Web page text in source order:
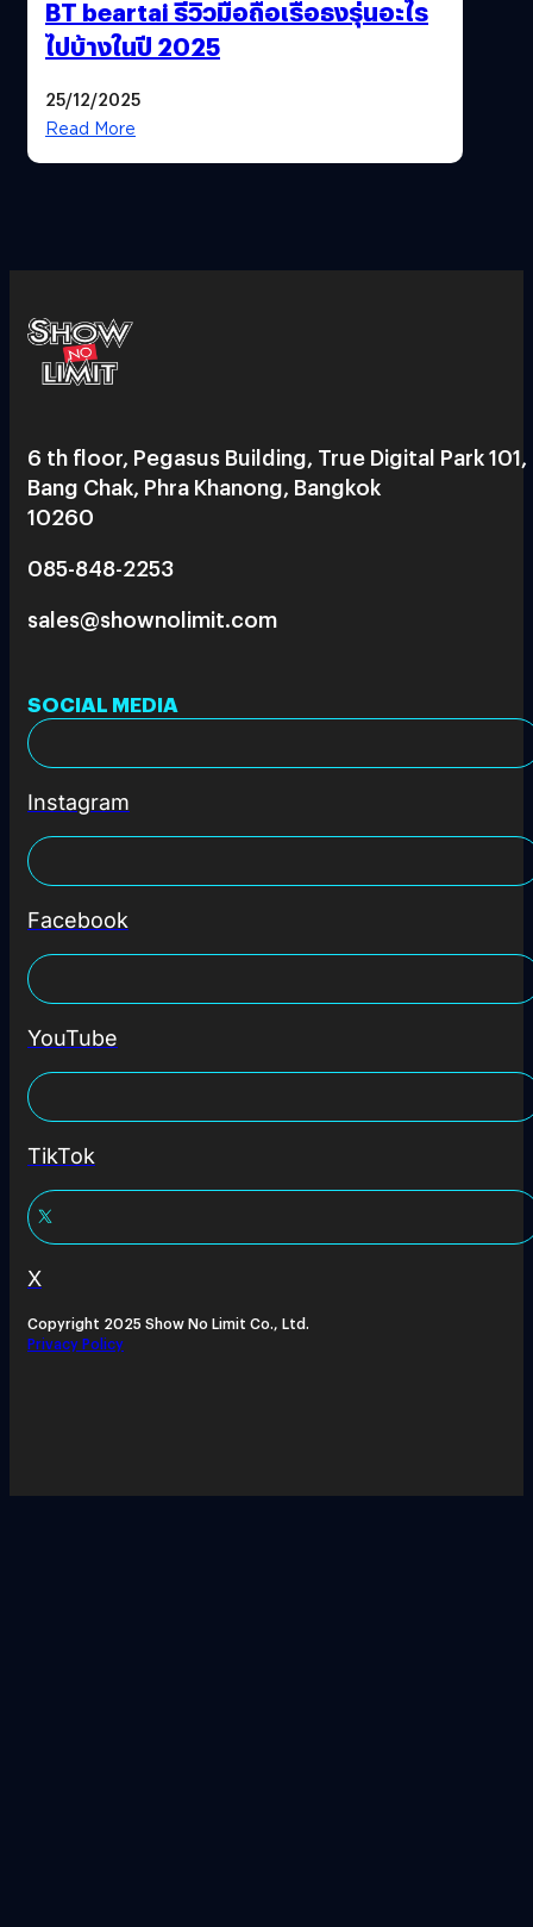
BT beartai รีวิวมือถือเรือธงรุ่นอะไร
ไปบ้างในปี 2025
25/12/2025
Read More
6 th floor, Pegasus Building, True Digital Park 101,
Bang Chak, Phra Khanong, Bangkok
10260
085-848-2253
sales@shownolimit.com
SOCIAL MEDIA
Instagram
Facebook
YouTube
TikTok
X
Copyright 2025 Show No Limit Co., Ltd.
Privacy Policy